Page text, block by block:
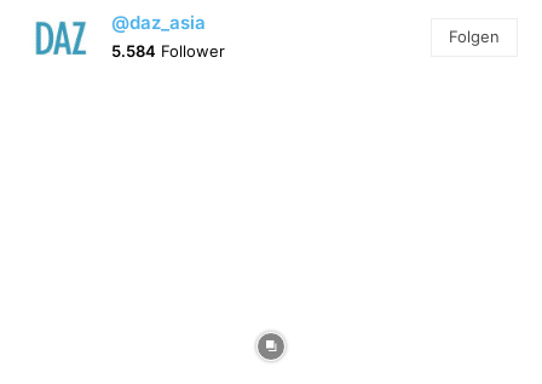
@daz_asia
5.584 Follower
Folgen